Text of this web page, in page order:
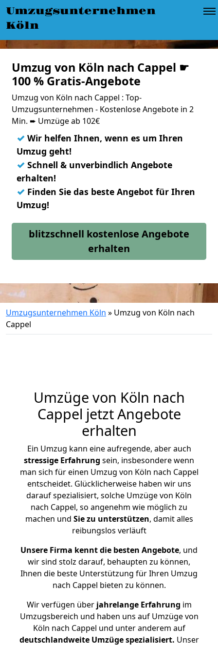
Umzugsunternehmen
Köln
Umzug von Köln nach Cappel ☛
100 % Gratis-Angebote
Umzug von Köln nach Cappel : Top-
Umzugsunternehmen - Kostenlose Angebote in 2
Min. ➨ Umzüge ab 102€
✓ Wir helfen Ihnen, wenn es um Ihren
Umzug geht!
✓ Schnell & unverbindlich Angebote
erhalten!
✓ Finden Sie das beste Angebot für Ihren
Umzug!
blitzschnell kostenlose Angebote
erhalten
Umzugsunternehmen Köln » Umzug von Köln nach
Cappel
Umzüge von Köln nach
Cappel jetzt Angebote
erhalten
Ein Umzug kann eine aufregende, aber auch
stressige Erfahrung sein, insbesondere wenn
man sich für einen Umzug von Köln nach Cappel
entscheidet. Glücklicherweise haben wir uns
darauf spezialisiert, solche Umzüge von Köln
nach Cappel, so angenehm wie möglich zu
machen und Sie zu unterstützen, damit alles
reibungslos verläuft
Unsere Firma kennt die besten Angebote, und
wir sind stolz darauf, behaupten zu können,
Ihnen die beste Unterstützung für Ihren Umzug
nach Cappel bieten zu können.
Wir verfügen überjahrelange Erfahrung im
Umzugsbereich und haben uns auf Umzüge von
Köln nach Cappel und unter anderem auf
deutschlandweite Umzüge spezialisiert. Unser